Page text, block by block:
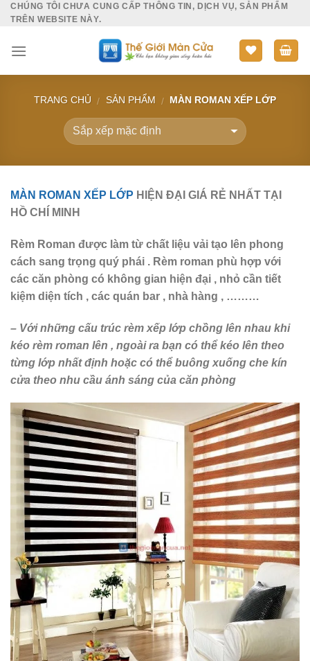
SkipCHÚNG TÔI CHƯA CUNG CẤP THÔNG TIN, DỊCH VỤ, SẢN PHẨM
TRÊN WEBSITE NÀY.
TRANG CHỦ / SẢN PHẨM / MÀN ROMAN XẾP LỚP
MÀN ROMAN XẾP LỚP HIỆN ĐẠI GIÁ RẺ NHẤT TẠI
HỒ CHÍ MINH
Rèm Roman được làm từ chất liệu vải tạo lên phong
cách sang trọng quý phái . Rèm roman phù hợp với
các căn phòng có không gian hiện đại , nhỏ cần tiết
kiệm diện tích , các quán bar , nhà hàng , ………
– Với những cấu trúc rèm xếp lớp chồng lên nhau khi
kéo rèm roman lên , ngoài ra bạn có thể kéo lên theo
từng lớp nhất định hoặc có thể buông xuống che kín
cửa theo nhu cầu ánh sáng của căn phòng